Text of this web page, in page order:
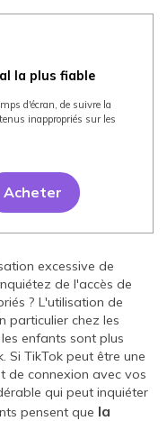
la plus fiable
d'écran, de suivre la
inappropriés sur les
Acheter
excessive de
de l'accès de
? L'utilisation de
particulier chez les
enfants sont plus
Si TikTok peut être une
de connexion avec vos
qui peut inquiéter
pensent que la